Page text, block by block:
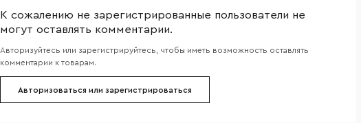
К сожалению не зарегистрированные пользователи не
могут оставлять комментарии.
Авторизуйтесь или зарегистрируйтесь, чтобы иметь возможность оставлять
комментарии к товарам.
Авторизоваться или зарегистрироваться